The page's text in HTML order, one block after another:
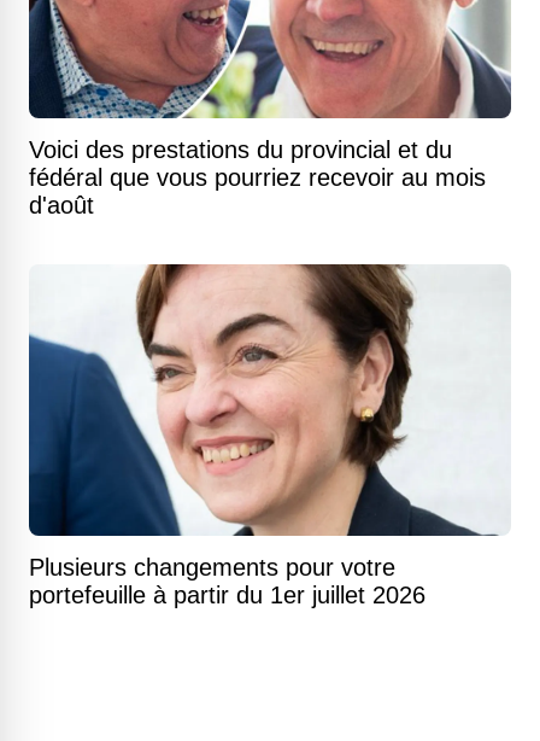
Voici des prestations du provincial et du
fédéral que vous pourriez recevoir au mois
d'août
Plusieurs changements pour votre
portefeuille à partir du 1er juillet 2026